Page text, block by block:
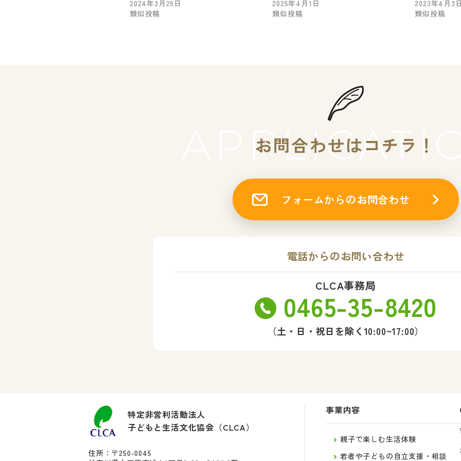
2024年3月29日
類似投稿
2025年4月1日
類似投稿
2023年4月3
類似投稿
お問合わせはコチラ！
フォームからのお問合わせ
電話からのお問い合わせ
CLCA事務局
0465-35-8420
（土・日・祝日を除く10:00~17:00）
特定非営利活動法人
子どもと生活文化協会（CLCA）
住所：〒250-0045
事業内容
親子で楽しむ生活体験
若者や子どもの自立支援・相談